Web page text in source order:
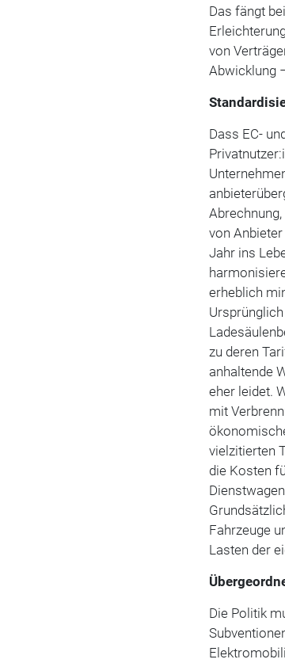
Das fängt
von
Abwicklung
Dass EC-
von
Jahr ins
erheblich
zu deren
anhaltende
eher leidet.
mit
vielzitierten
die Kosten
Fahrzeuge
Lasten der
Die Politik